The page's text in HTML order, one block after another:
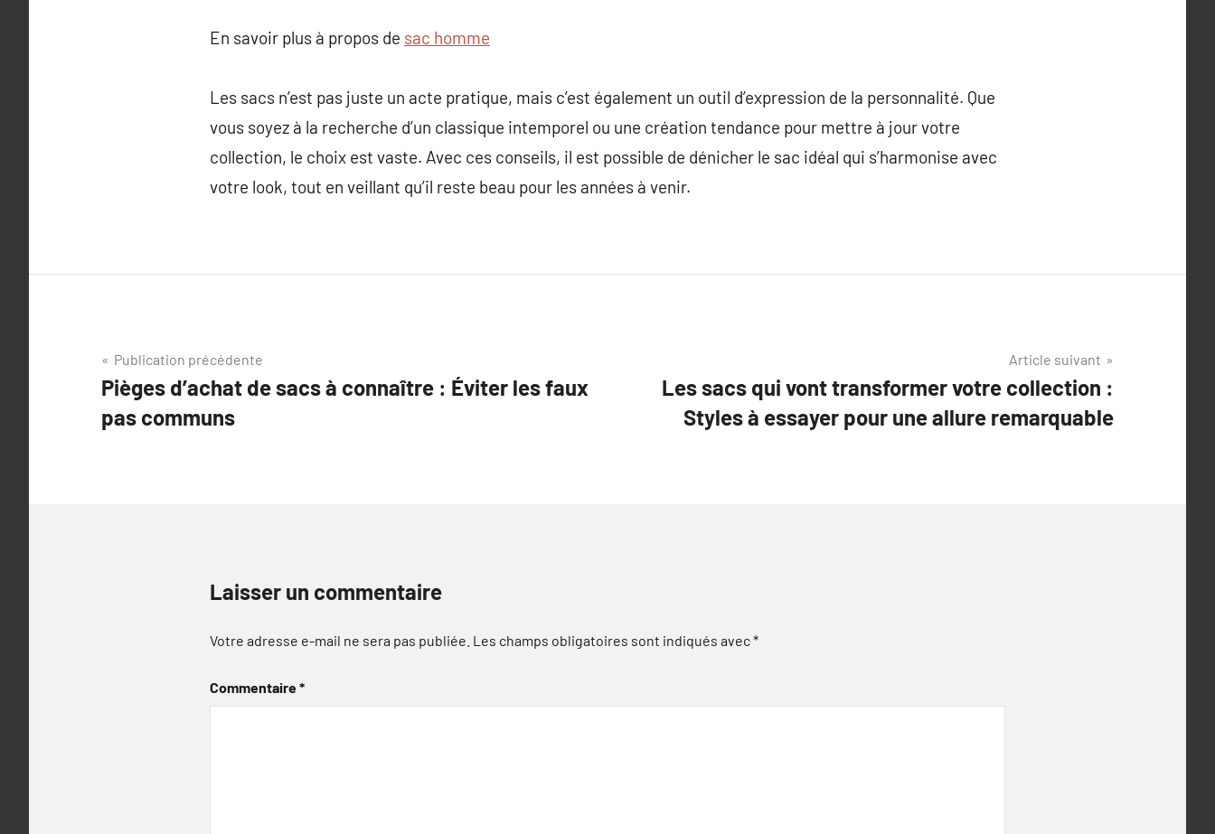
En savoir plus à propos de sac homme
Les sacs n’est pas juste un acte pratique, mais c’est également un outil d’expression de la personnalité. Que
vous soyez à la recherche d’un classique intemporel ou une création tendance pour mettre à jour votre
collection, le choix est vaste. Avec ces conseils, il est possible de dénicher le sac idéal qui s’harmonise avec
votre look, tout en veillant qu’il reste beau pour les années à venir.
Navigation
de
l’article
Publication précédente
Pièges d’achat de sacs à connaître : Éviter les faux
pas communs
Article suivant
Les sacs qui vont transformer votre collection :
Styles à essayer pour une allure remarquable
Laisser un commentaire
Votre adresse e-mail ne sera pas publiée. Les champs obligatoires sont indiqués avec*
Commentaire*